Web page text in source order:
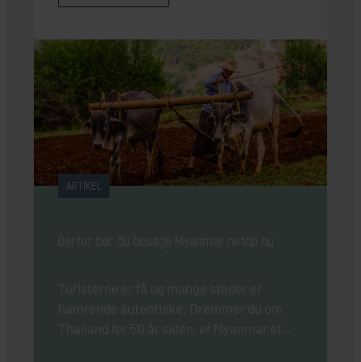
ARTIKEL
Derfor bør du besøge Myanmar netop nu
Turisterne er få og mange steder er
hamrende autentiske. Drømmer du om
Thailand for 50 år siden, er Myanmar et